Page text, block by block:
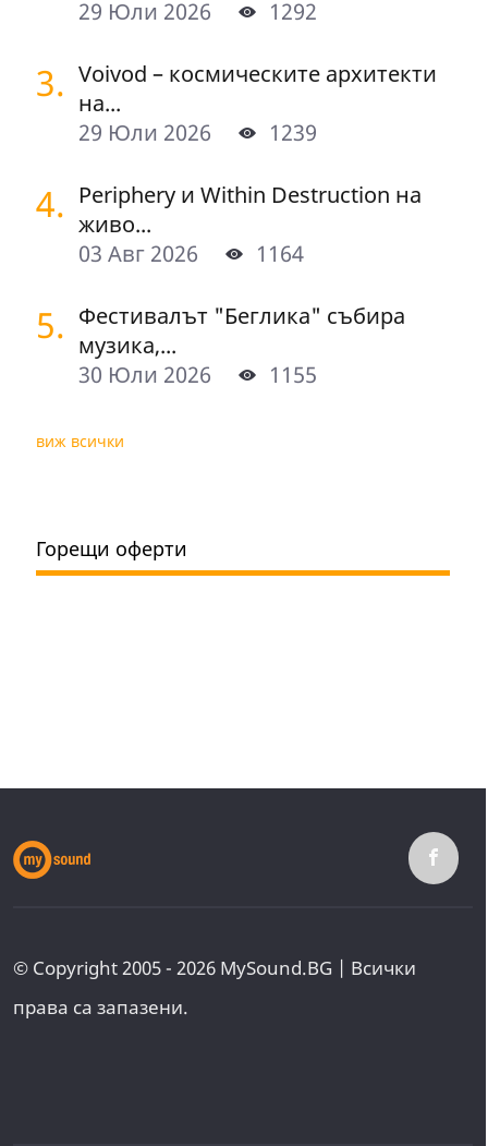
29 Юли 2026
1292
3. Voivod – космическите архитекти
на...
29 Юли 2026
1239
4. Periphery и Within Destruction на
живо...
03 Авг 2026
1164
5. Фестивалът "Беглика" събира
музика,...
30 Юли 2026
1155
виж всички
Горещи оферти
© Copyright 2005 - 2026 MySound.BG | Всички
права са запазени.